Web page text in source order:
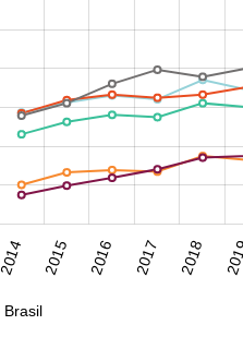
2014 2015 2016 2017 2018
Brasil